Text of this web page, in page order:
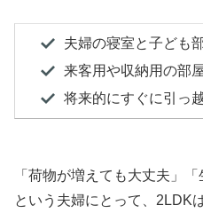
夫婦の寝室と子ども
来客用や収納用の部
将来的にすぐに引っ
「荷物が増えても大丈夫」
という夫婦にとって、2LDK